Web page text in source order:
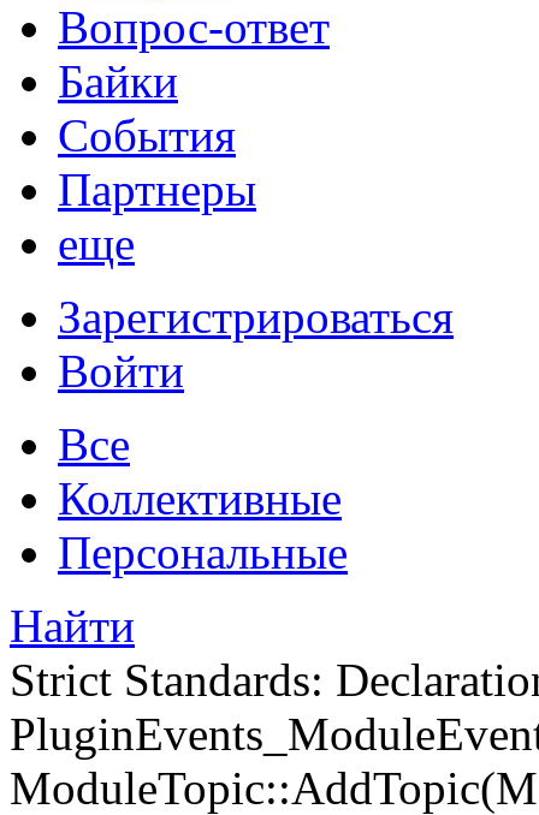
Вопрос-ответ
Байки
События
Партнеры
еще
Зарегистрироваться
Войти
Все
Коллективные
Персональные
Найти
Strict Standards: